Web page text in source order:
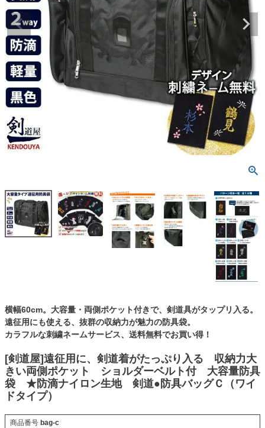
横幅60cm。大容量・両側ポケット付きで、剣道具がタップリ入る。
遠征用にも使える、抜群の収納力が魅力の防具袋。
カラフルな刺繍ネームサービス、送料無料でお買い得！
[剣道屋]遠征用に、剣道着がたっぷり入る 収納力大
きい両側ポケット ショルダーベルト付 大容量防具
袋 ★防滴ナイロン生地 剣道●防具バッグＣ（ワイ
ドタイプ）
商品番号 bag-c